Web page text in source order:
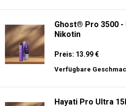
Ghost® Pro 3500 -
Nikotin
Preis: 13.99 €
Verfügbare
Hayati Pro Ultra